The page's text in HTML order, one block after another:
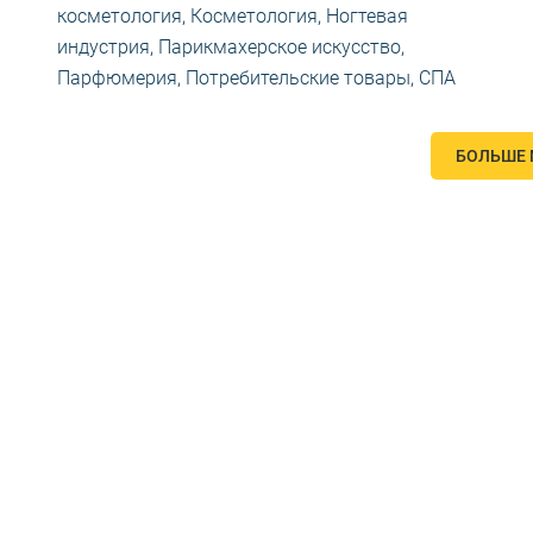
косметология, Косметология, Ногтевая
индустрия, Парикмахерское искусство,
Парфюмерия, Потребительские товары, СПА
БОЛЬШЕ